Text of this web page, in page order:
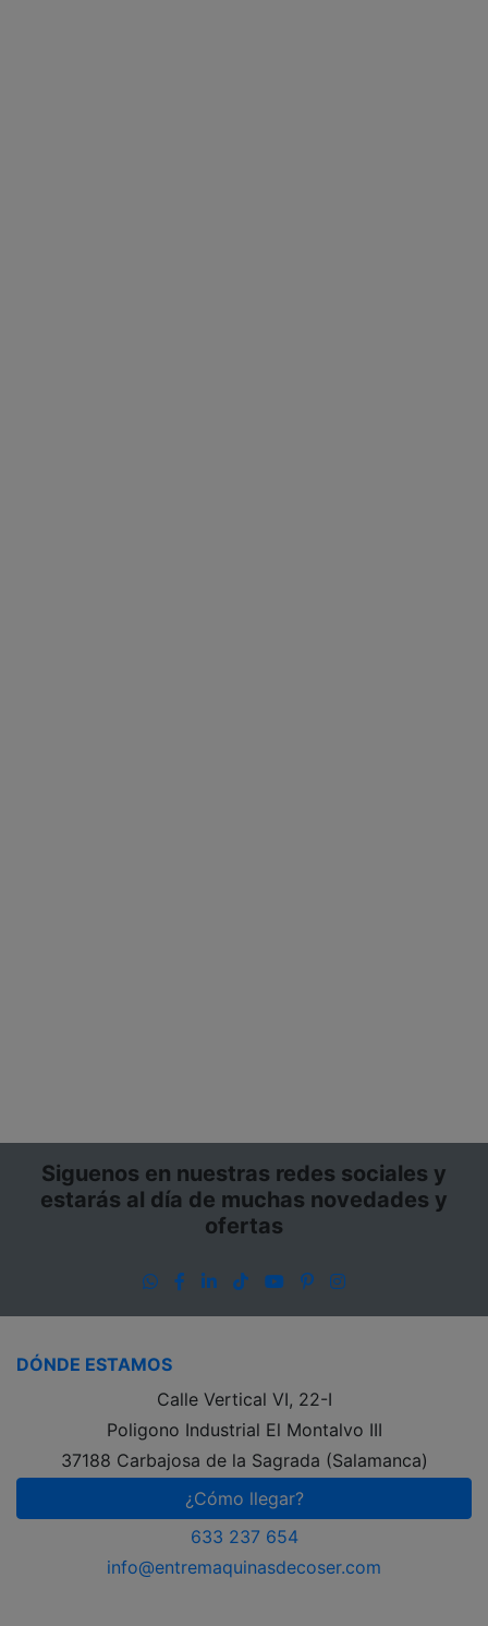
Siguenos en nuestras redes sociales y
estarás al día de muchas novedades y
ofertas
WhatsApp
Facebook
LinkedIn
TikTokYouTube
PinterestInstagram
DÓNDE ESTAMOS
Calle Vertical VI, 22-I
Poligono Industrial El Montalvo III
37188 Carbajosa de la Sagrada (Salamanca)
¿Cómo llegar?
633 237 654
info@entremaquinasdecoser.com